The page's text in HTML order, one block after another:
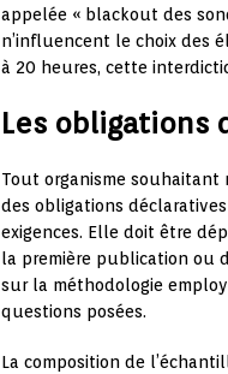
appelée « blackout des
n’influencent le choix des
à 20 heures, cette
Les obligations
Tout organisme souhaitant
des obligations
exigences. Elle doit être
la première publication ou
sur la méthodologie
questions posées.
La composition de